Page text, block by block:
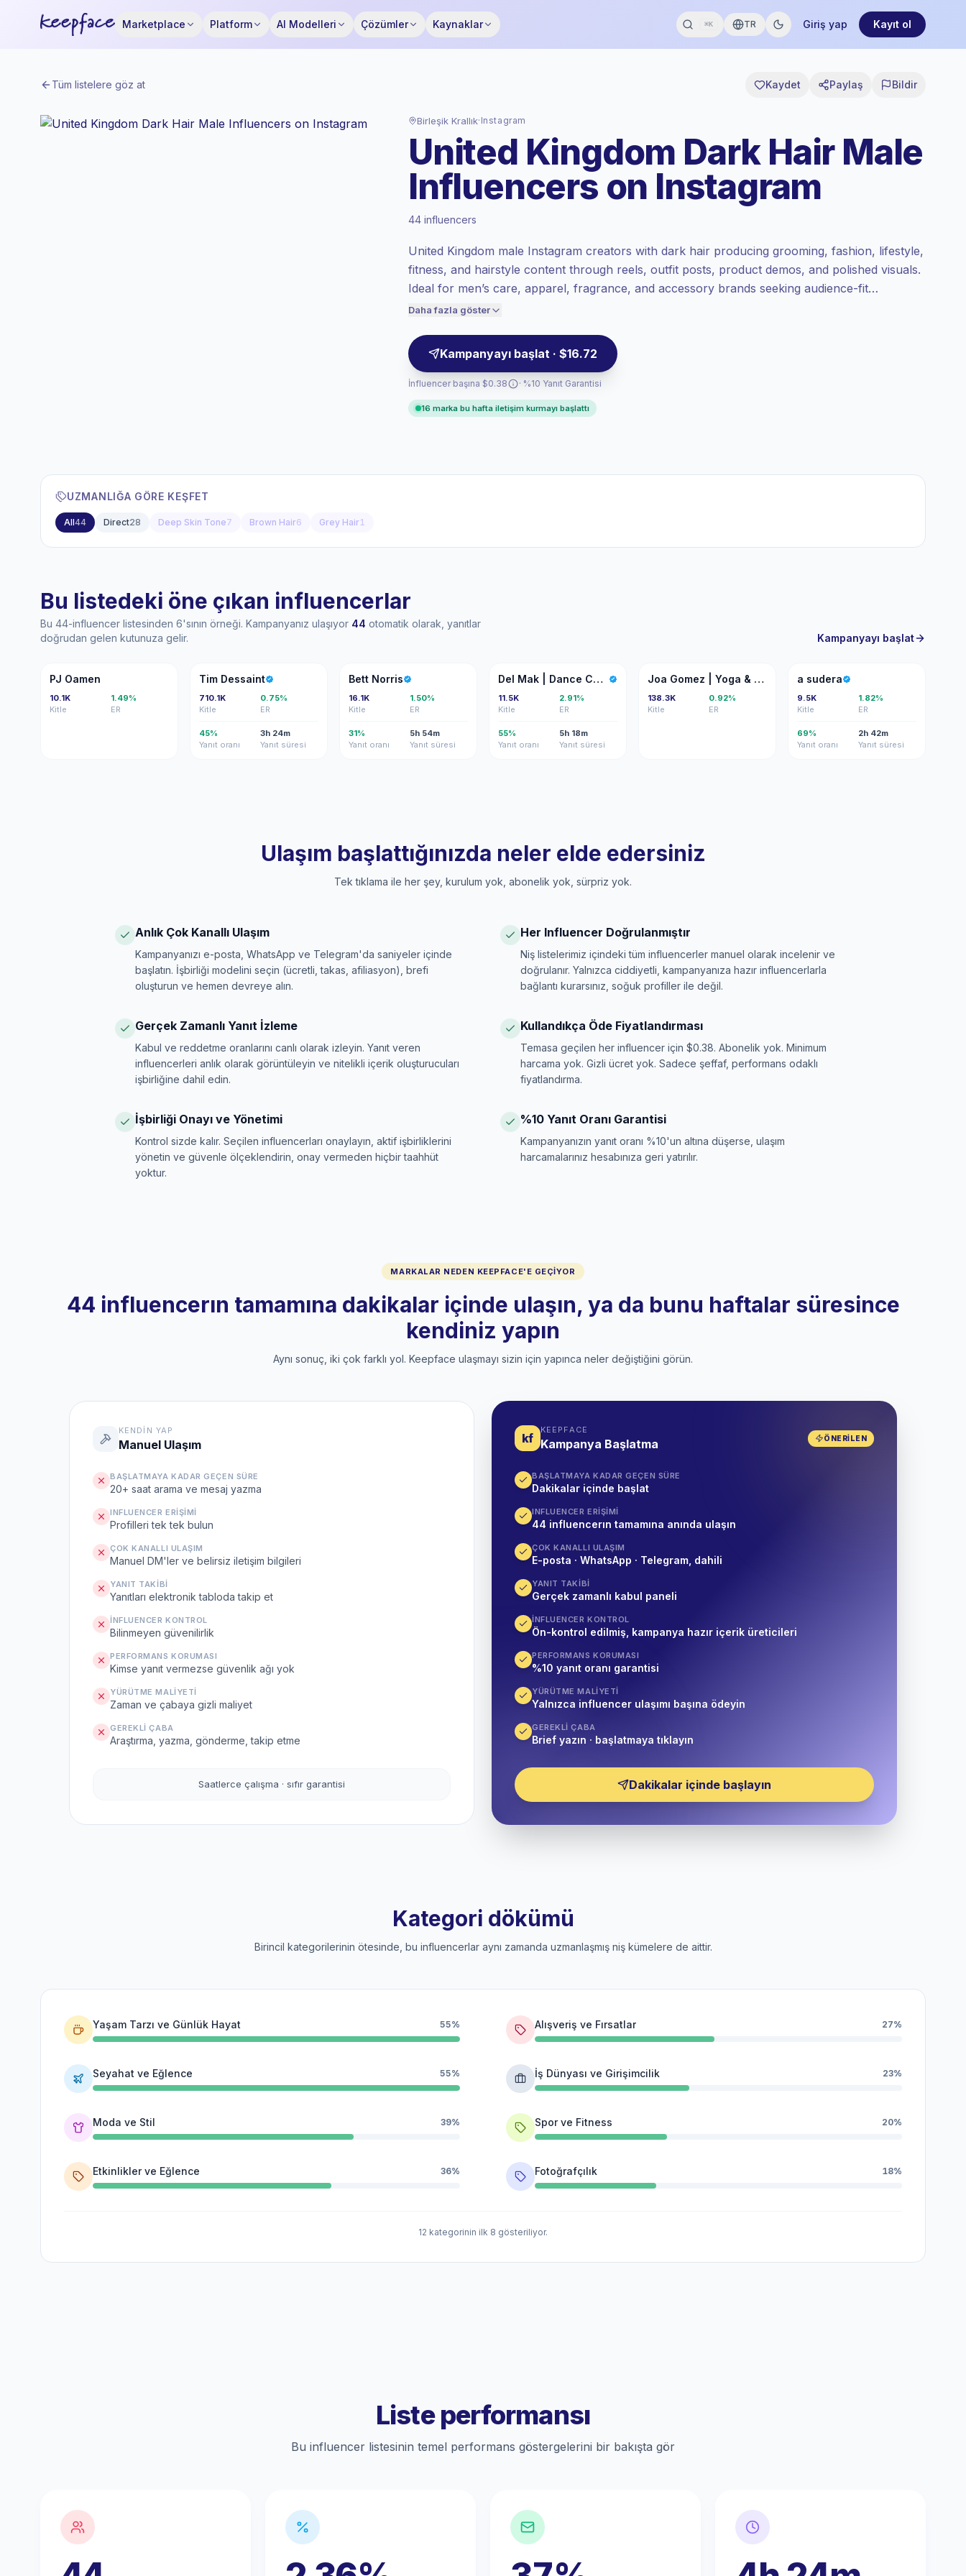
Marketplace Platform AI Modelleri Çözümler Kaynaklar ⌘K TR Giriş yap Kayıt ol
Tüm listelere göz at Kaydet Paylaş Bildir
Birleşik Krallık· Instagram
United Kingdom Dark Hair Male
Influencers on Instagram
44 influencers
United Kingdom male Instagram creators with dark hair producing grooming, fashion, lifestyle,
fitness, and hairstyle content through reels, outfit posts, product demos, and polished visuals.
Ideal for men’s care, apparel, fragrance, and accessory brands seeking audience-fit
partnerships with verified engagement.
Daha fazla göster
Kampanyayı başlat · $16.72
İnfluencer başına $0.38
Premium pazar, GB 'de iletişim, Keepface
oranında fiyatlandırılır.
Karışık ulaşım
, daha büyük kitleler = kişi
başına daha fazla değer.
Sağlıklı katılım
(%2.4 ort. ER), katılımı
yüksek kitleler daha iyi dönüşüm sağlıyor,
bu yüzden fiyatlandırma buna göre
yapılıyor.
· %10 Yanıt Garantisi
16 marka bu hafta iletişim kurmayı başlattı
UZMANLIĞA GÖRE KEŞFET
All44 Direct28 Deep Skin Tone7 Brown Hair6 Grey Hair 1
Bu listedeki öne çıkan influencerlar
Bu 44-influencer listesinden 6'sının örneği. Kampanyanız ulaşıyor 44 otomatik olarak, yanıtlar
doğrudan gelen kutunuza gelir.
Kampanyayı başlat
PO
PJ Oamen
10.1K
Kitle
1.49%
ER
TD
Tim Dessaint
710.1K
Kitle
0.75%
ER
45%
Yanıt oranı
3h 24m
Yanıt süresi
BN
Bett Norris
16.1K
Kitle
1.50%
ER
31%
Yanıt oranı
5h 54m
Yanıt süresi
DM Del Mak | Dance Choreographer
11.5K
Kitle
2.91%
ER
55%
Yanıt oranı
5h 18m
Yanıt süresi
JG Joa Gomez | Yoga & Movement Refinement
138.3K
Kitle
0.92%
ER
AS
a sudera
9.5K
Kitle
1.82%
ER
69%
Yanıt oranı
2h 42m
Yanıt süresi
Ulaşım başlattığınızda neler elde edersiniz
Tek tıklama ile her şey, kurulum yok, abonelik yok, sürpriz yok.
Anlık Çok Kanallı Ulaşım
Kampanyanızı e-posta, WhatsApp ve Telegram'da saniyeler içinde
başlatın. İşbirliği modelini seçin (ücretli, takas, afiliasyon), brefi
oluşturun ve hemen devreye alın.
Her Influencer Doğrulanmıştır
Niş listelerimiz içindeki tüm influencerler manuel olarak incelenir ve
doğrulanır. Yalnızca ciddiyetli, kampanyanıza hazır influencerlarla
bağlantı kurarsınız, soğuk profiller ile değil.
Gerçek Zamanlı Yanıt İzleme
Kabul ve reddetme oranlarını canlı olarak izleyin. Yanıt veren
influencerleri anlık olarak görüntüleyin ve nitelikli içerik oluşturucuları
işbirliğine dahil edin.
Kullandıkça Öde Fiyatlandırması
Temasa geçilen her influencer için $0.38. Abonelik yok. Minimum
harcama yok. Gizli ücret yok. Sadece şeffaf, performans odaklı
fiyatlandırma.
İşbirliği Onayı ve Yönetimi
Kontrol sizde kalır. Seçilen influencerları onaylayın, aktif işbirliklerini
yönetin ve güvenle ölçeklendirin, onay vermeden hiçbir taahhüt
yoktur.
%10 Yanıt Oranı Garantisi
Kampanyanızın yanıt oranı %10'un altına düşerse, ulaşım
harcamalarınız hesabınıza geri yatırılır.
MARKALAR NEDEN KEEPFACE'E GEÇIYOR
44 influencerın tamamına dakikalar içinde ulaşın, ya da bunu haftalar süresince
kendiniz yapın
Aynı sonuç, iki çok farklı yol. Keepface ulaşmayı sizin için yapınca neler değiştiğini görün.
kf
KEEPFACE
Kampanya Başlatma ÖNERILEN
BAŞLATMAYA KADAR GEÇEN SÜRE
Dakikalar içinde başlat
INFLUENCER ERIŞIMI
44 influencerın tamamına anında ulaşın
ÇOK KANALLI ULAŞIM
E-posta · WhatsApp · Telegram, dahili
YANIT TAKIBI
Gerçek zamanlı kabul paneli
İNFLUENCER KONTROL
Ön-kontrol edilmiş, kampanya hazır içerik üreticileri
PERFORMANS KORUMASI
%10 yanıt oranı garantisi
YÜRÜTME MALIYETI
Yalnızca influencer ulaşımı başına ödeyin
GEREKLI ÇABA
Brief yazın · başlatmaya tıklayın
Dakikalar içinde başlayın
KENDIN YAP
Manuel Ulaşım
BAŞLATMAYA KADAR GEÇEN SÜRE
20+ saat arama ve mesaj yazma
INFLUENCER ERIŞIMI
Profilleri tek tek bulun
ÇOK KANALLI ULAŞIM
Manuel DM'ler ve belirsiz iletişim bilgileri
YANIT TAKIBI
Yanıtları elektronik tabloda takip et
İNFLUENCER KONTROL
Bilinmeyen güvenilirlik
PERFORMANS KORUMASI
Kimse yanıt vermezse güvenlik ağı yok
YÜRÜTME MALIYETI
Zaman ve çabaya gizli maliyet
GEREKLI ÇABA
Araştırma, yazma, gönderme, takip etme
Saatlerce çalışma · sıfır garantisi
Kategori dökümü
Birincil kategorilerinin ötesinde, bu influencerlar aynı zamanda uzmanlaşmış niş kümelere de aittir.
Yaşam Tarzı ve Günlük Hayat 55%
Seyahat ve Eğlence 55%
Moda ve Stil 39%
Etkinlikler ve Eğlence 36%
Alışveriş ve Fırsatlar 27%
İş Dünyası ve Girişimcilik 23%
Spor ve Fitness 20%
Fotoğrafçılık 18%
12 kategorinin ilk 8 gösteriliyor.
Liste performansı
Bu influencer listesinin temel performans göstergelerini bir bakışta gör